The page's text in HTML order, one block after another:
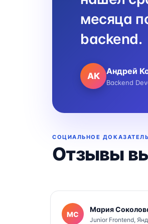
месяца
backend.
АК Андрей
Backend
СОЦИАЛЬНОЕ
Отзывы
МС
Мария
Junior Frontend,